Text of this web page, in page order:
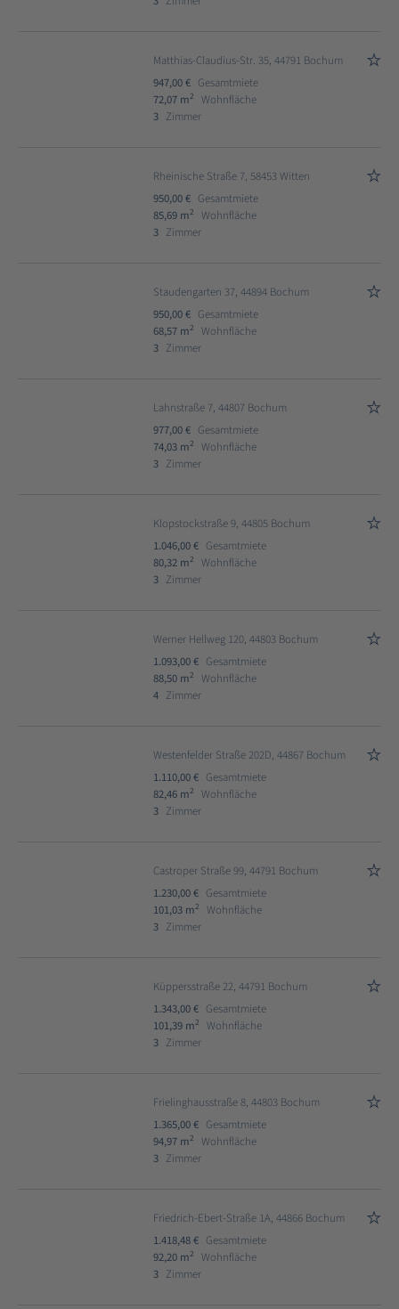
Matthias-Claudius-Str. 35, 44791 Bochum
947,00 € Gesamtmiete
72,07 m2
Wohnfläche
3 Zimmer
Rheinische Straße 7, 58453 Witten
950,00 € Gesamtmiete
85,69 m2
Wohnfläche
3 Zimmer
Staudengarten 37, 44894 Bochum
950,00 € Gesamtmiete
68,57 m2
Wohnfläche
3 Zimmer
Lahnstraße 7, 44807 Bochum
977,00 € Gesamtmiete
74,03 m2
Wohnfläche
3 Zimmer
Klopstockstraße 9, 44805 Bochum
1.046,00 € Gesamtmiete
80,32 m2
Wohnfläche
3 Zimmer
Werner Hellweg 120, 44803 Bochum
1.093,00 € Gesamtmiete
88,50 m2
Wohnfläche
4 Zimmer
Westenfelder Straße 202D, 44867 Bochum
1.110,00 € Gesamtmiete
82,46 m2
Wohnfläche
3 Zimmer
Castroper Straße 99, 44791 Bochum
1.230,00 € Gesamtmiete
101,03 m2
Wohnfläche
3 Zimmer
Küppersstraße 22, 44791 Bochum
1.343,00 € Gesamtmiete
101,39 m2
Wohnfläche
3 Zimmer
Frielinghausstraße 8, 44803 Bochum
1.365,00 € Gesamtmiete
94,97 m2
Wohnfläche
3 Zimmer
Friedrich-Ebert-Straße 1A, 44866 Bochum
1.418,48 € Gesamtmiete
92,20 m2
Wohnfläche
3 Zimmer